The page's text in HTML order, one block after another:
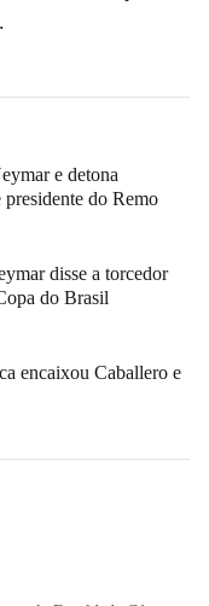
e detona
presidente do Remo
disse a torcedor
do Brasil
encaixou Caballero e